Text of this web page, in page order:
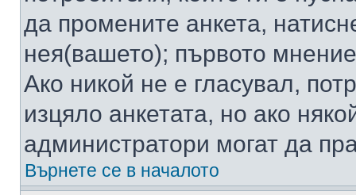
да промените анкета,
нея(вашето); първото
Ако никой не е гласувал,
изцяло анкетата, но ако
администратори могат да
Върнете се в началото